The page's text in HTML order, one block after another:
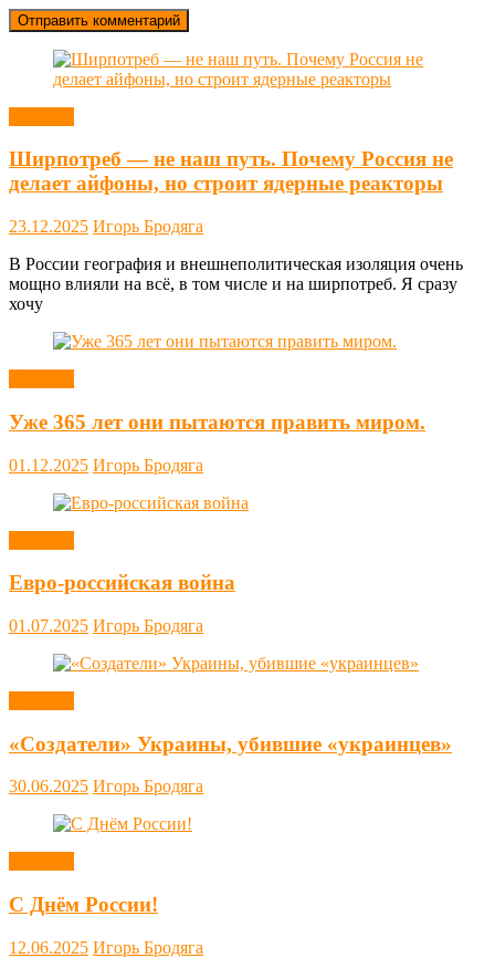
Ширпотреб — не наш путь. Почему Россия не
делает айфоны, но строит ядерные реакторы
23.12.2025 Игорь Бродяга
В России география и внешнеполитическая изоляция очень
мощно влияли на всё, в том числе и на ширпотреб. Я сразу
хочу
Уже 365 лет они пытаются править миром.
01.12.2025 Игорь Бродяга
Евро-российская война
01.07.2025 Игорь Бродяга
«Создатели» Украины, убившие «украинцев»
30.06.2025 Игорь Бродяга
С Днём России!
12.06.2025 Игорь Бродяга